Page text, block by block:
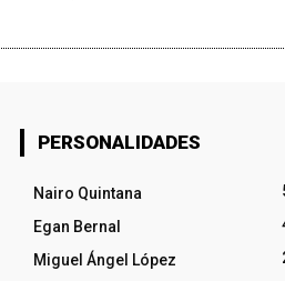
PERSONALIDADES
Nairo Quintana
Egan Bernal
Miguel Ángel López